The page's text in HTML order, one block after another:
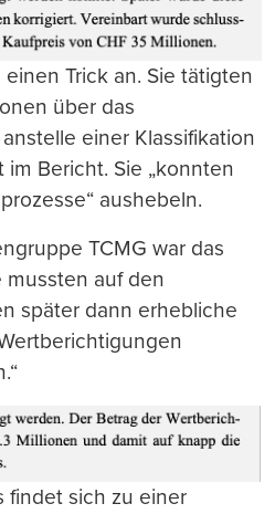
Trick an. Sie tätigten
über das
einer Klassifikation
im Bericht. Sie „konnten
aushebeln.
TCMG war das
mussten auf den
später dann erhebliche
findet sich zu einer